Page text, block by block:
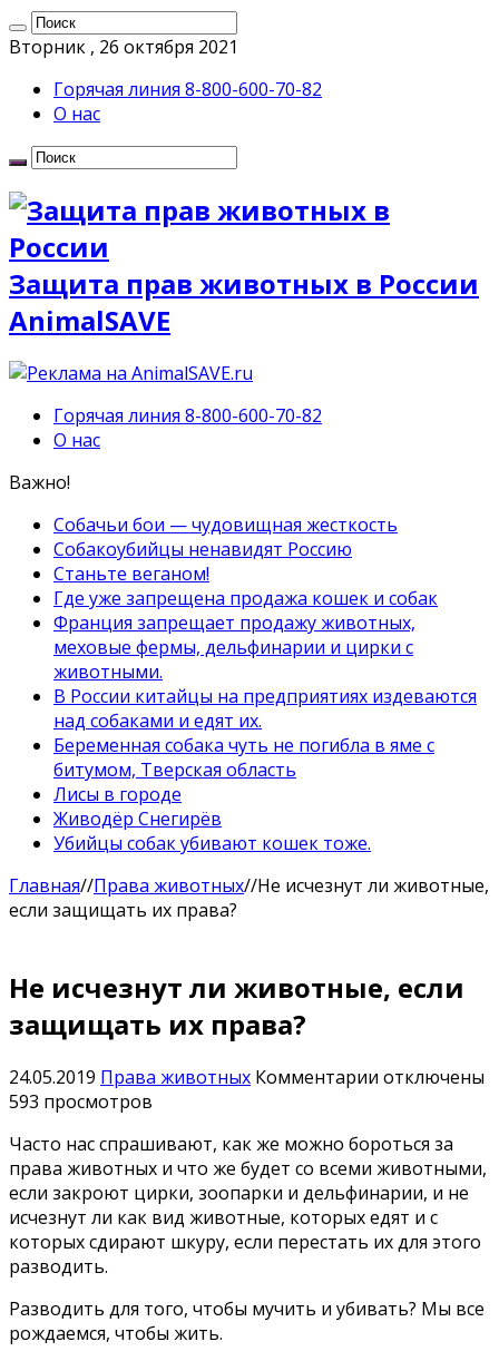
Вторник , 26 октября 2021
Горячая линия 8-800-600-70-82
О нас
Защита прав животных в России
AnimalSAVE
Горячая линия 8-800-600-70-82
О нас
Важно!
Собачьи бои — чудовищная жесткость
Собакоубийцы ненавидят Россию
Станьте веганом!
Где уже запрещена продажа кошек и собак
Франция запрещает продажу животных,
меховые фермы, дельфинарии и цирки с
животными.
В России китайцы на предприятиях издеваются
над собаками и едят их.
Беременная собака чуть не погибла в яме с
битумом, Тверская область
Лисы в городе
Живодёр Снегирёв
Убийцы собак убивают кошек тоже.
Главная//Права животных//Не исчезнут ли животные,
если защищать их права?
Не исчезнут ли животные, если
защищать их права?
24.05.2019 Права животных Комментарии к
исчезнут
ли
животные,
если
защищать
права?
отключены
593 просмотров
Часто нас спрашивают, как же можно бороться за
права животных и что же будет со всеми животными,
если закроют цирки, зоопарки и дельфинарии, и не
исчезнут ли как вид животные, которых едят и с
которых сдирают шкуру, если перестать их для этого
разводить.
Разводить для того, чтобы мучить и убивать? Мы все
рождаемся, чтобы жить.